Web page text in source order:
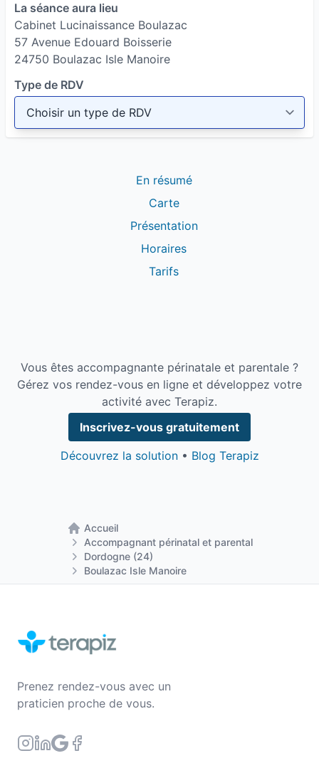
La séance aura lieu
Cabinet Lucinaissance Boulazac
57 Avenue Edouard Boisserie
24750 Boulazac Isle Manoire
Type de RDV
En résumé
Carte
Présentation
Horaires
Tarifs
Vous êtes accompagnante périnatale et parentale ?
Gérez vos rendez-vous en ligne et développez votre
activité avec Terapiz.
Inscrivez-vous gratuitement
Découvrez la solution• Blog Terapiz
Accueil
Retour à la page d'accueil
Accompagnant périnatal et parental
Dordogne (24)
Boulazac Isle Manoire
Prenez rendez-vous avec un
praticien proche de vous.